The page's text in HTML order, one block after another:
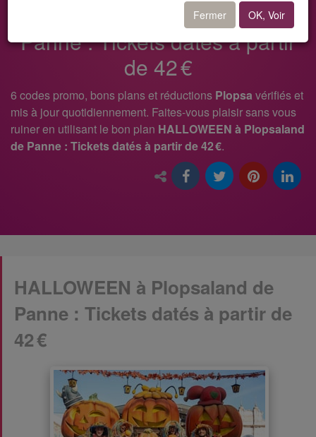
HALLOWEEN à Plopsaland de
Panne : Tickets datés à partir
de 42 €
6 codes promo, bons plans et réductions Plopsa vérifiés et
mis à jour quotidiennement. Faites-vous plaisir sans vous
ruiner en utilisant le bon plan HALLOWEEN à Plopsaland
de Panne : Tickets datés à partir de 42 €.
HALLOWEEN à Plopsaland de
Panne : Tickets datés à partir de
42 €
Fermer OK, Voir